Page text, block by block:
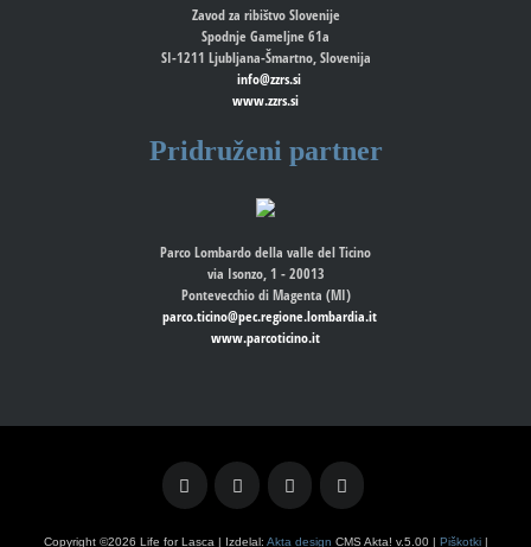
Zavod za ribištvo Slovenije
Spodnje Gameljne 61a
SI-1211 Ljubljana-Šmartno, Slovenija
info@zzrs.si
www.zzrs.si
Pridruženi partner
Parco Lombardo della valle del Ticino
via Isonzo, 1 - 20013
Pontevecchio di Magenta (MI)
parco.ticino@pec.regione.lombardia.it
www.parcoticino.it
Copyright ©2026 Life for Lasca | Izdelal: Akta design CMS Akta! v.5.00 | Piškotki|